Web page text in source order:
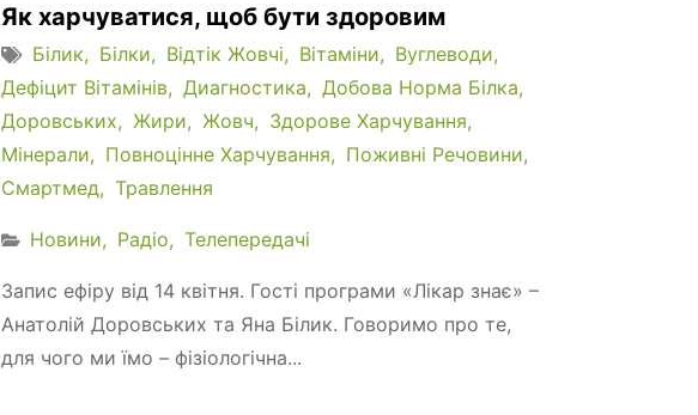
Як харчуватися, щоб бути здоровим
Білик Білки Відтік Жовчі Вітаміни
Вуглеводи
Дефіцит Вітамінів
Диагностика
Добова Норма Білка
Доровських
Жири Жовч
Здорове Харчування
Мінерали
Повноцінне Харчування
Поживні Речовини
Смартмед
Травлення
Новини Радіо Телепередачі
Запис ефіру від 14 квітня. Гості програми «Лікар знає» –
Анатолій Доровських та Яна Білик. Говоримо про те,
для чого ми їмо – фізіологічна...